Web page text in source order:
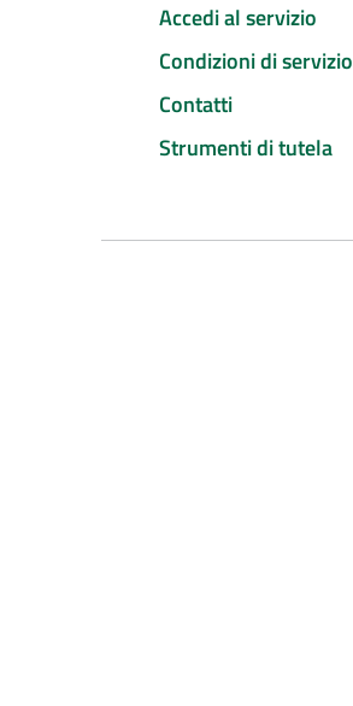
Accedi al servizio
Condizioni di servizio
Contatti
Strumenti di tutela